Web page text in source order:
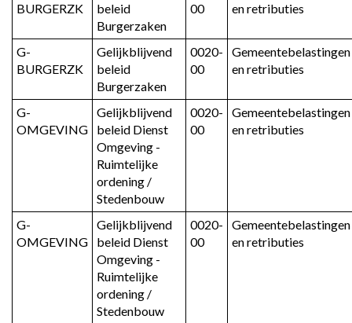
BURGERZK
beleid
Burgerzaken
00
en retributies
G-
BURGERZK
Gelijkblijvend
beleid
Burgerzaken
0020-
00
Gemeentebelastingen
en retributies
G-
OMGEVING
Gelijkblijvend
beleid Dienst
Omgeving -
Ruimtelijke
ordening /
Stedenbouw
0020-
00
Gemeentebelastingen
en retributies
G-
OMGEVING
Gelijkblijvend
beleid Dienst
Omgeving -
Ruimtelijke
ordening /
Stedenbouw
0020-
00
Gemeentebelastingen
en retributies